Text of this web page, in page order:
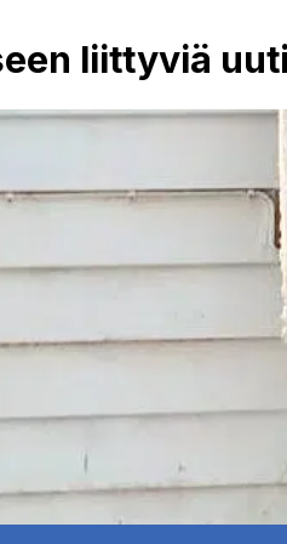
liittyviä